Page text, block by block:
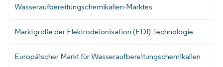
Wasseraufbereitungschemikalien-Marktes
Marktgröße der Elektrodeionisation (EDI) Technologie
Europäischer Markt für Wasseraufbereitungschemikalien